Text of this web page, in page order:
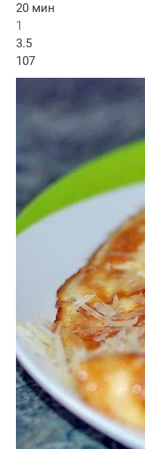
20 мин
1
3.5
107